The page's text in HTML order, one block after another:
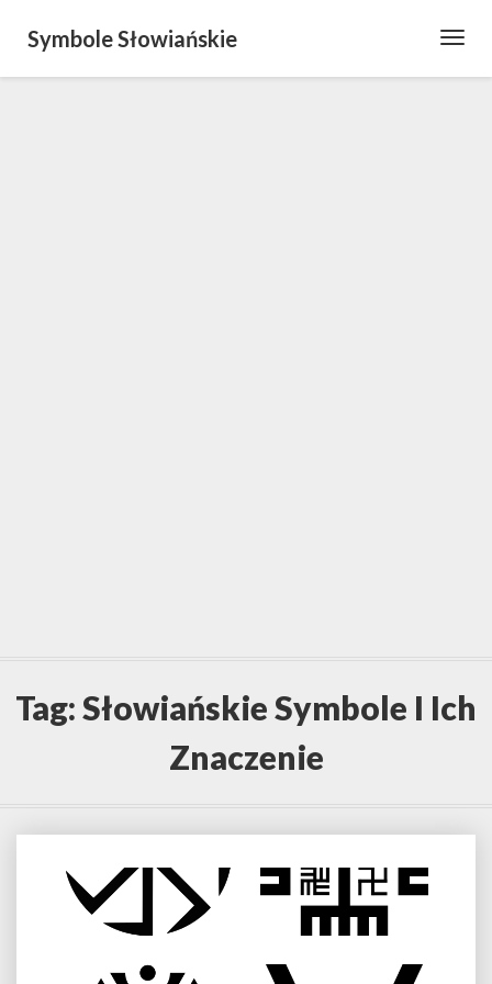
Symbole Słowiańskie
Tag:Słowiańskie Symbole I Ich
Znaczenie